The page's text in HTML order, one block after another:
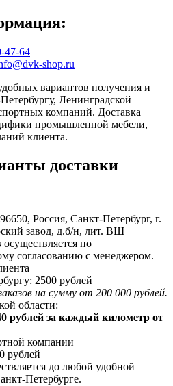
47-64
shop.ru
вариантов получения и
Ленинградской
компаний. Доставка
промышленной мебели,
клиента.
доставки
Россия, Санкт-Петербург, г.
завод, д.б/н, лит. ВШ
по
согласованию с менеджером.
2500 рублей
на сумму от 200 000 рублей.
области:
рублей за каждый километр от
компании
рублей
до любой удобной
Петербурге.